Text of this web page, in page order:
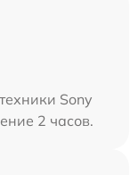
Sony
2 часов.